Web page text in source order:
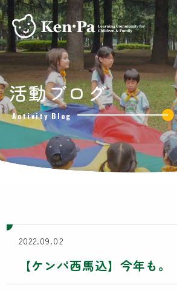
ケンパの保育
ケンパの各園
ケンパ西馬込園
ケンパ高田園
ケンパ池上園
ケンパ井の頭本園・分園
ケンパのNPO活動
Lunch Trip
木とのふれあい
活動ブログ
Activity Blog
2022.09.02
【ケンパ西馬込】今年も。